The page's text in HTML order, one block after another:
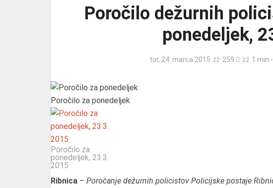
Poročilo dežurnih
ponedeljek,
tor, 24. marca 2015 259 1 min
Poročilo za ponedeljek
Poročilo za
ponedeljek, 23.3.
2015
Ribnica – Poročanje dežurnih policistov Policijske postaje